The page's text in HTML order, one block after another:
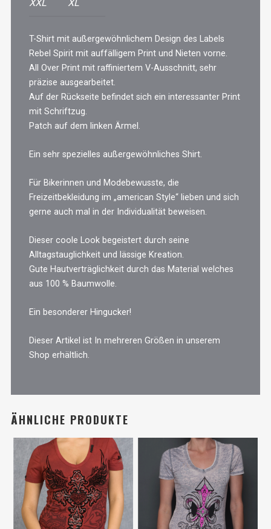
XXL XL
T-Shirt mit außergewöhnlichem Design des Labels
Rebel Spirit mit auffälligem Print und Nieten vorne.
All Over Print mit raffiniertem V-Ausschnitt, sehr
präzise ausgearbeitet.
Auf der Rückseite befindet sich ein interessanter Print
mit Schriftzug.
Patch auf dem linken Ärmel.
Ein sehr spezielles außergewöhnliches Shirt.
Für Bikerinnen und Modebewusste, die
Freizeitbekleidung im „american Style“ lieben und sich
gerne auch mal in der Individualität beweisen.
Dieser coole Look begeistert durch seine
Alltagstauglichkeit und lässige Kreation.
Gute Hautverträglichkeit durch das Material welches
aus 100 % Baumwolle.
Ein besonderer Hingucker!
Dieser Artikel ist In mehreren Größen in unserem
Shop erhältlich.
ÄHNLICHE PRODUKTE